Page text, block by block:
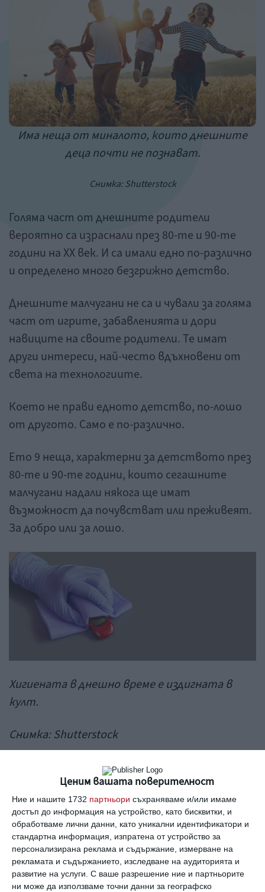
Ценим вашата поверителност
Ние и нашите 1732 партньори съхраняваме и/или имаме
достъп до информация на устройство, като бисквитки, и
обработваме лични данни, като уникални идентификатори и
стандартна информация, изпратена от устройство за
персонализирана реклама и съдържание, измерване на
рекламата и съдържанието, изследване на аудиторията и
развитие на услуги. С ваше разрешение ние и партньорите
ни може да използваме точни данни за географско
Има неща от миналото, които днешните
деца почти не познават.
Снимка:Shutterstock
Голяма част от днешните родители
вероятно са израснали през 80-те и 90-те
години на ХХ век. И са имали едно по-различно
и определено много безгрижно детство.
Днешните малчугани не са и чували за голяма
част от игрите, забавленията и дори
навиците на своите родители. Те имат
други интереси, най-често вдъхновени от
света на технологиите.
Което не прави едното детство, по-лошо
от другото. Само е по-различно.
Ето 9 неща, характерни за детството през
80-те и 90-те години, които сегашните
малчугани надали някога ще имат
възможност да почувстват или преживеят.
За добро или за лошо.
Хигиената в днешно време е издигната в
култ.
Снимка:Shutterstock
Гермофобия? Какво е това
Първо да уточним какво точно се крие зад
този термин. Накратко – гермофобията е
страх от микроби. И една от известните
личности, които страдат от нея, е
топмоделът Наоми Кембъл.